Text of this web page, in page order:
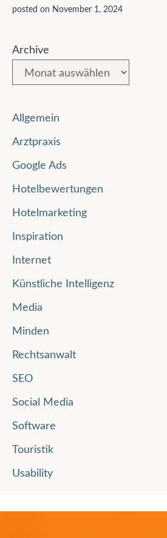
posted on November 1, 2024
Archive
Allgemein
Arztpraxis
Google Ads
Hotelbewertungen
Hotelmarketing
Inspiration
Internet
Künstliche Intelligenz
Media
Minden
Rechtsanwalt
SEO
Social Media
Software
Touristik
Usability